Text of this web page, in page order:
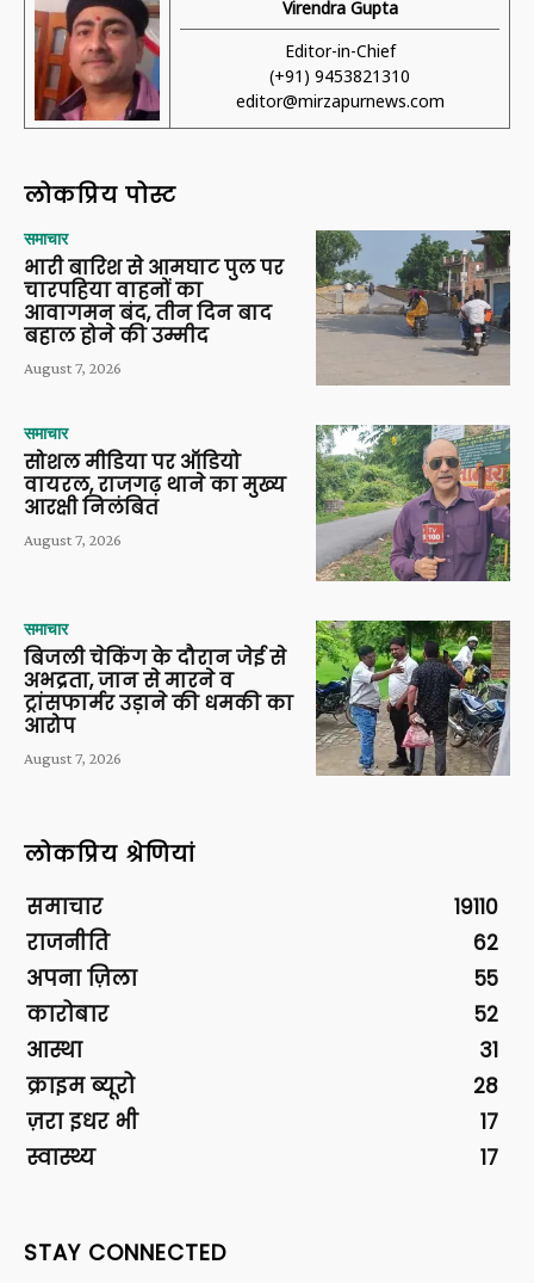
Virendra Gupta
Editor-in-Chief
(+91) 9453821310
editor@mirzapurnews.com
लोकप्रिय पोस्ट
समाचार
भारी बारिश से आमघाट पुल पर
चारपहिया वाहनों का
आवागमन बंद, तीन दिन बाद
बहाल होने की उम्मीद
August 7, 2026
समाचार
सोशल मीडिया पर ऑडियो
वायरल, राजगढ़ थाने का मुख्य
आरक्षी निलंबित
August 7, 2026
समाचार
बिजली चेकिंग के दौरान जेई से
अभद्रता, जान से मारने व
ट्रांसफार्मर उड़ाने की धमकी का
आरोप
August 7, 2026
लोकप्रिय श्रेणियां
समाचार
19110
राजनीति
62
अपना ज़िला
55
कारोबार
52
आस्था
31
क्राइम ब्यूरो
28
ज़रा इधर भी
17
स्वास्थ्य
17
STAY CONNECTED